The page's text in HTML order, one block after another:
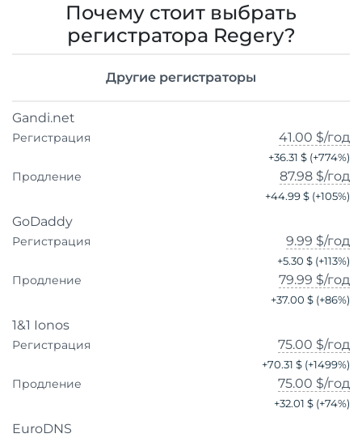
Почему стоит выбрать
регистратора Regery?
Другие регистраторы
Gandi.net
Регистрация 41.00 $/год
+36.31 $ (+774%)
Продление 87.98 $/год
+44.99 $ (+105%)
GoDaddy
Регистрация 9.99 $/год
+5.30 $ (+113%)
Продление 79.99 $/год
+37.00 $ (+86%)
1&1 Ionos
Регистрация 75.00 $/год
+70.31 $ (+1499%)
Продление 75.00 $/год
+32.01 $ (+74%)
EuroDNS